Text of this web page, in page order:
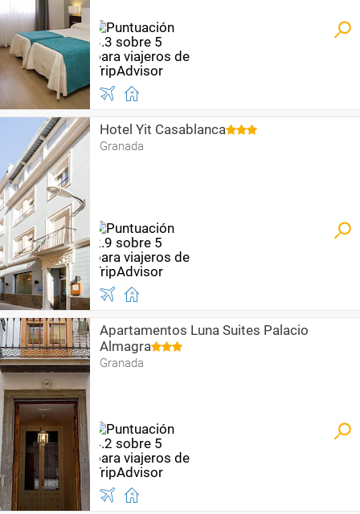
Hotel Yit Casablanca
Granada
Apartamentos Luna Suites Palacio
Almagra
Granada